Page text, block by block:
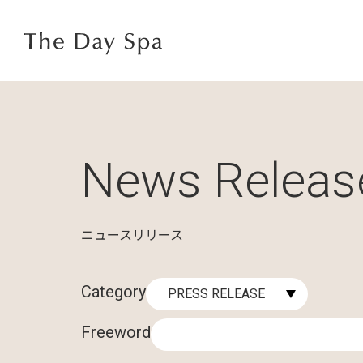
News
ニュースリリース
Category
Freeword